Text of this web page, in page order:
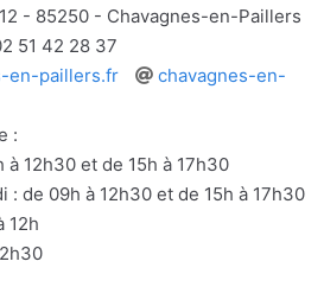
- 85250 - Chavagnes-en-Paillers
51 42 28 37
en-paillers.fr
Site
chavagnes-en-
:
à 12h30 et de 15h à 17h30
: de 09h à 12h30 et de 15h à 17h30
12h